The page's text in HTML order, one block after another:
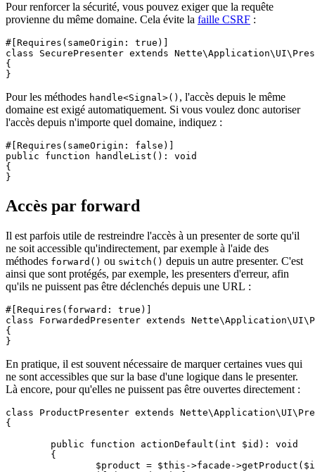
Pour renforcer la sécurité, vous pouvez exiger que la requête
provienne du même domaine. Cela évite la faille CSRF :
#[Requires(sameOrigin: true)]
class SecurePresenter extends
{
Pour les méthodes handle<Signal>() , l'accès depuis le même
domaine est exigé automatiquement. Si vous voulez donc autoriser
l'accès depuis n'importe quel domaine, indiquez :
#[Requires(sameOrigin: false)]
public function handleList(): void
{
Accès par forward
Il est parfois utile de restreindre l'accès à un presenter de sorte qu'il
ne soit accessible qu'indirectement, par exemple à l'aide des
méthodes forward() ou switch() depuis un autre presenter. C'est
ainsi que sont protégés, par exemple, les presenters d'erreur, afin
qu'ils ne puissent pas être déclenchés depuis une URL :
#[Requires(forward: true)]
class ForwardedPresenter extends
{
En pratique, il est souvent nécessaire de marquer certaines vues qui
ne sont accessibles que sur la base d'une logique dans le presenter.
Là encore, pour qu'elles ne puissent pas être ouvertes directement :
class ProductPresenter extends
{